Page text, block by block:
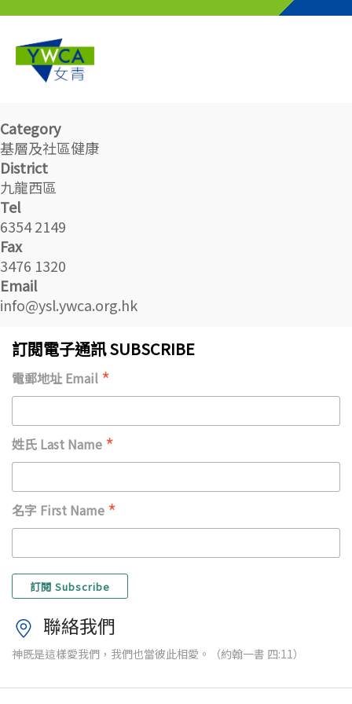
Category
基層及社區健康
District
九龍西區
Tel
6354 2149
Fax
3476 1320
Email
info@ysl.ywca.org.hk
訂閱電子通訊 SUBSCRIBE
電郵地址 Email *
姓氏 Last Name *
名字 First Name *
聯絡我們
神既是這樣愛我們，我們也當彼此相愛。（約翰一書 四:11）